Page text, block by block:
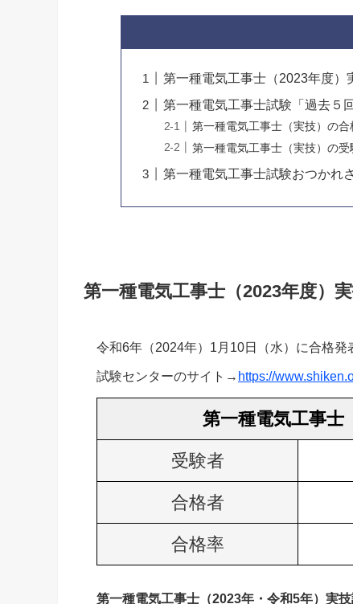
第一種電気工事士（2023年度）
第一種電気工事士試験「過去５
第一種電気工事士（実技）の合
第一種電気工事士（実技）の受
第一種電気工事士試験おつかれ
第一種電気工事士（2023年度）
令和6年（2024年）1月10日（水）に合格発
試験センターのサイト→ https://
第一種電気工事士
受験者
合格者
合格率
第一種電気工事士（2023年・令和5年）実